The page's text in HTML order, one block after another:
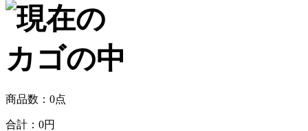
商品数：0点
合計： 0円